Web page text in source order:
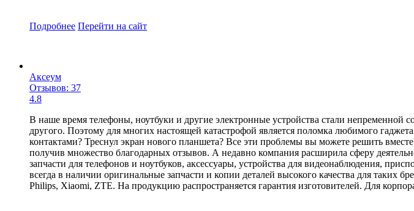
Подробнее Перейти на сайт
Аксеум
Отзывов: 37
4.8
В наше время телефоны, ноутбуки и другие электронные устройства стали
другого. Поэтому для многих настоящей катастрофой является поломка любимого
контактами? Треснул экран нового планшета? Все эти проблемы вы можете решить
получив множество благодарных отзывов. А недавно компания расширила сферу
запчасти для телефонов и ноутбуков, аксессуары, устройства для видеонаблюдения,
всегда в наличии оригинальные запчасти и копии деталей высокого качества для
Philips, Xiaomi, ZTE. На продукцию распространяется гарантия изготовителей. Для